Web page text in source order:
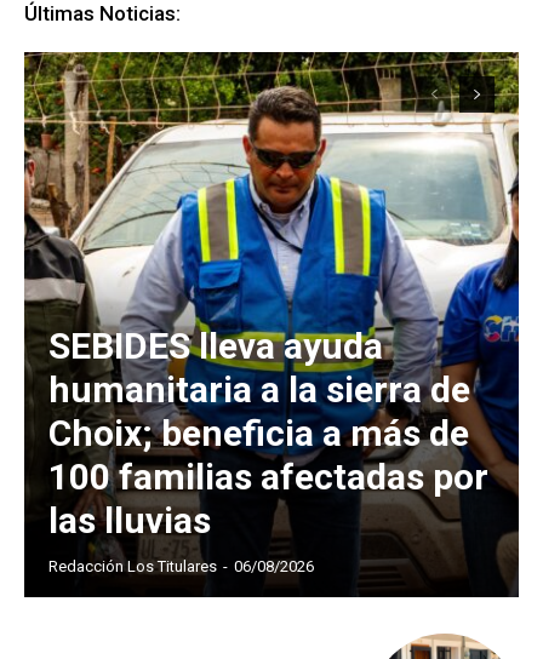
Últimas Noticias:
SEBIDES lleva ayuda
humanitaria a la sierra de
Choix; beneficia a más de
100 familias afectadas por
las lluvias
Redacción Los Titulares - 06/08/2026